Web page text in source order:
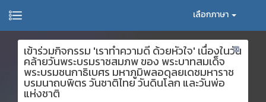
เลือกภาษา
เข้าร่วมกิจกรรม 'เราทำความดี ด้วยหัวใจ' เนื่องในวัน
คล้ายวันพระบรมราชสมภพ ของ พระบาทสมเด็จ
พระบรมชนกาธิเบศร มหาภูมิพลอดุลยเดชมหาราช
บรมนาถบพิตร วันชาติไทย วันดินโลก และวันพ่อ
แห่งชาติ